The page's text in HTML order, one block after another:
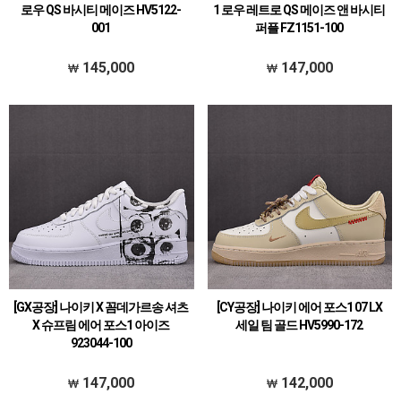
로우 QS 바시티 메이즈 HV5122-
001
145,000
1 로우 레트로 QS 메이즈 앤 바시티
퍼플 FZ1151-100
147,000
[GX공장] 나이키 X 꼼데가르송 셔츠
X 슈프림 에어 포스1 아이즈
923044-100
147,000
[CY공장] 나이키 에어 포스1 07 LX
세일 팀 골드 HV5990-172
142,000